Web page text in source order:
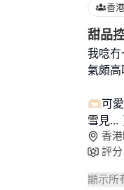
香
甜品
我唸
氣頗
🫶🏻可
雪見...
香
評分
顯示所